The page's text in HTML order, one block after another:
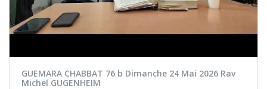
GUEMARA CHABBAT 76 b Dimanche 24 Mai 2026 Rav
Michel GUGENHEIM